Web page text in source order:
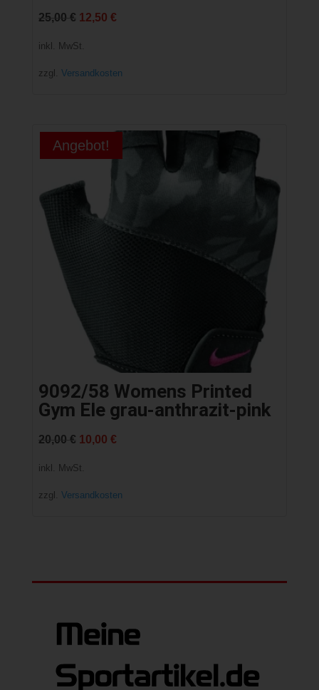
25,00 € Ursprünglicher
12,50 €Aktueller
inkl. MwSt.
zzgl. Versandkosten
Angebot!
9092/58 Womens Printed
Gym Ele grau-anthrazit-pink
20,00 € Ursprünglicher
10,00 €Aktueller
inkl. MwSt.
zzgl. Versandkosten